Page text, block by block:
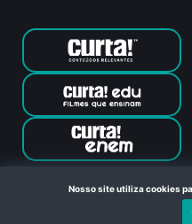
Canal Curta © 2024. Todos
no Rio
Nosso site utiliza cookies